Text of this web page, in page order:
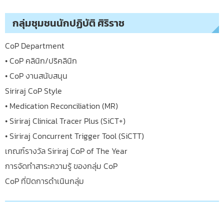
กลุ่มชุมชนนักปฏิบัติ ศิริราช
CoP Department
• CoP คลินิก/ปริคลินิก
• CoP งานสนับสนุน
Siriraj CoP Style
• Medication Reconciliation (MR)
• Siriraj Clinical Tracer Plus (SiCT+)
• Siriraj Concurrent Trigger Tool (SiCTT)
เกณฑ์รางวัล Siriraj CoP of The Year
การจัดทำสาระความรู้ ของกลุ่ม CoP
CoP ที่ปิดการดำเนินกลุ่ม